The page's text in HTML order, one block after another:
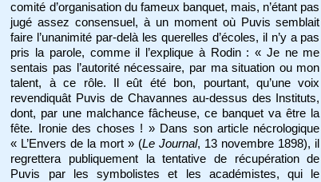
comité d’organisation du fameux banquet, mais, n’étant pas
jugé assez consensuel, à un moment où Puvis semblait
faire l’unanimité par-delà les querelles d’écoles, il n’y a pas
pris la parole, comme il l’explique à Rodin : « Je ne me
sentais pas l’autorité nécessaire, par ma situation ou mon
talent, à ce rôle. Il eût été bon, pourtant, qu’une voix
revendiquât Puvis de Chavannes au-dessus des Instituts,
dont, par une malchance fâcheuse, ce banquet va être la
fête. Ironie des choses ! » Dans son article nécrologique
« L’Envers de la mort » (Le Journal, 13 novembre 1898), il
regrettera publiquement la tentative de récupération de
Puvis par les symbolistes et les académistes, qui le